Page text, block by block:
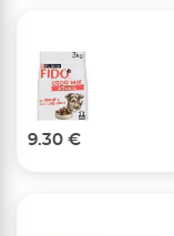
9.30 €